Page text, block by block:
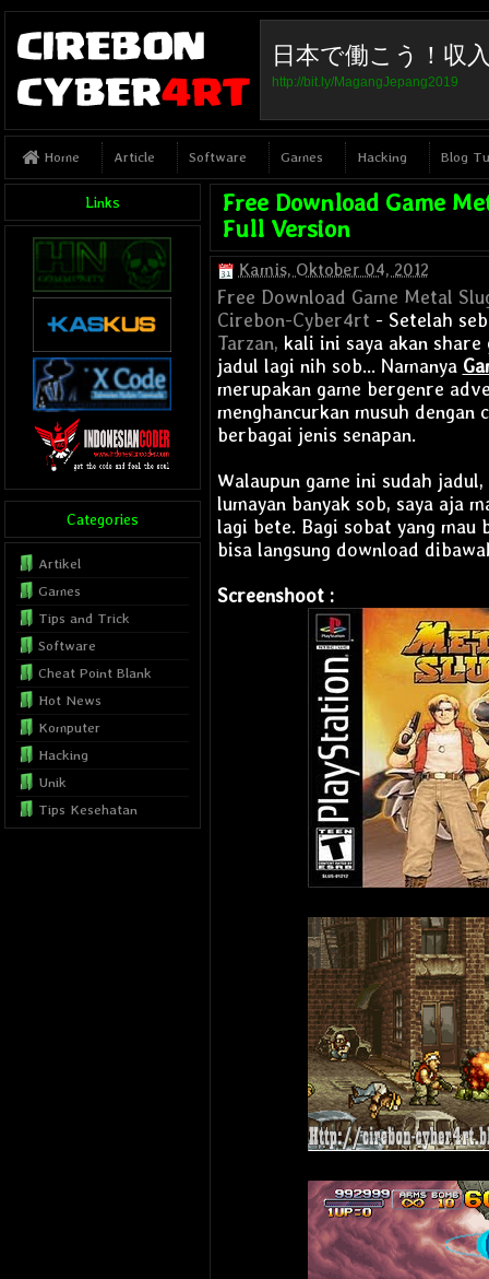
日本で働こう！収
http://bit.ly/MagangJepang2019
Home Article Software Games Hacking Blog
Free Download Game
Full Version
Kamis, Oktober 04, 2012
Free Download Game Metal
Cirebon-Cyber4rt - Setelah
Tarzan, kali ini saya akan share
jadul lagi nih sob... Namanya
merupakan game bergenre
menghancurkan musuh dengan
berbagai jenis senapan.
Walaupun game ini sudah
lumayan banyak sob, saya aja
lagi bete. Bagi sobat yang mau
bisa langsung download
Screenshoot :
Links
Categories
Artikel
Games
Tips and Trick
Software
Cheat Point Blank
Hot News
Komputer
Hacking
Unik
Tips Kesehatan